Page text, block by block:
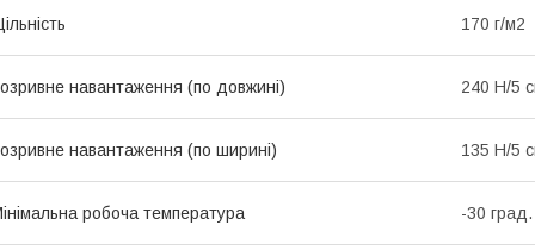
170 г/м2
навантаження (по довжині) 240 Н/5
навантаження (по ширині) 135 Н/5
робоча температура -30 град.